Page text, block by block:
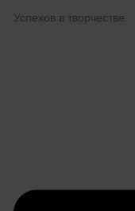
Успехов в творчестве.